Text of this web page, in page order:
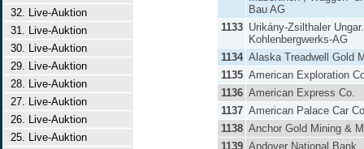
32. Live-Auktion
31. Live-Auktion
30. Live-Auktion
29. Live-Auktion
28. Live-Auktion
27. Live-Auktion
26. Live-Auktion
25. Live-Auktion
Bau AG
1133 Urikány-Zsilthaler Ungar.
Kohlenbergwerks-AG
1134 Alaska Treadwell Gold
1135 American Exploration
1136 American Express Co.
1137 American Palace Car
1138 Anchor Gold Mining &
1139 Andover National Bank